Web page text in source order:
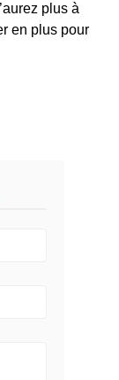
plus à
en plus pour